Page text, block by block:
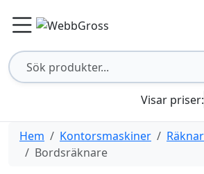
Visar priser:
Hem Kontorsmaskiner
Bordsräknare